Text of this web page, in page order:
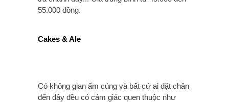
55.000 đồng.
Cakes & Ale
Có không gian ấm cúng và bất cứ ai đặt chân
đến đây đều có cảm giác quen thuộc như